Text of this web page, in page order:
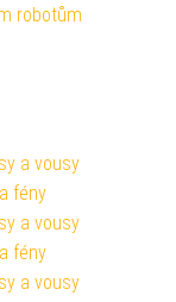
robotům
a vousy
fény
a vousy
fény
a vousy